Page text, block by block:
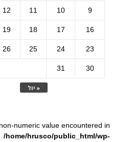
« יול
9
10
11
12
16
17
18
19
23
24
25
26
30
31
numeric value encountered in
/home/hrusco/public_html/wp-